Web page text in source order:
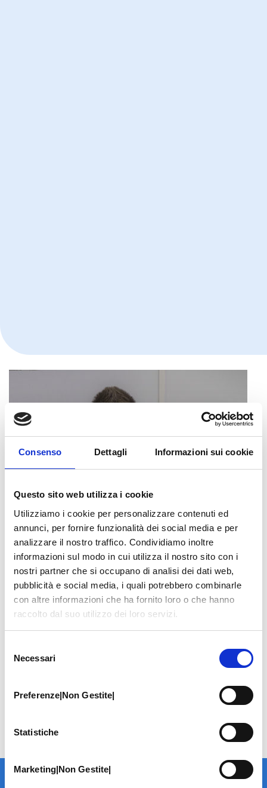
Consenso Dettagli Informazioni sui cookie
Questo sito web utilizza i cookie
Utilizziamo i cookie per personalizzare contenuti ed
annunci, per fornire funzionalità dei social media e per
analizzare il nostro traffico. Condividiamo inoltre
informazioni sul modo in cui utilizza il nostro sito con i
nostri partner che si occupano di analisi dei dati web,
pubblicità e social media, i quali potrebbero combinarle
con altre informazioni che ha fornito loro o che hanno
raccolto dal suo utilizzo dei loro servizi.
delNecessari
Preferenze|Non Gestite|
Statistiche
Marketing|Non Gestite|